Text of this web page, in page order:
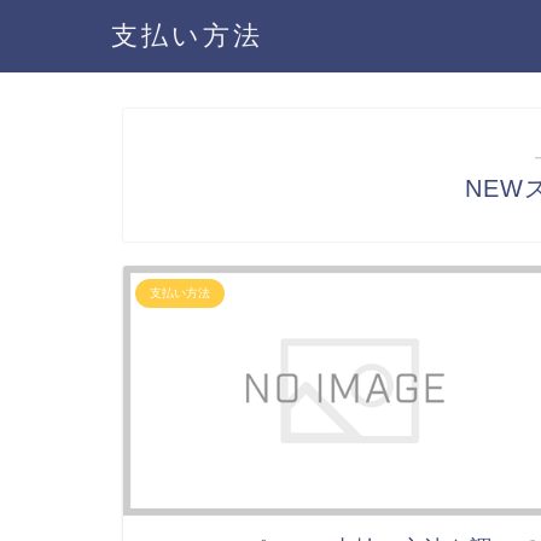
支払い方法
NEW
支払い方法